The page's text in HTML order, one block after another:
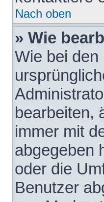
Nach oben
» Wie
Wie bei
bearbeiten,
immer mit
abgegeben
oder die
Benutzer